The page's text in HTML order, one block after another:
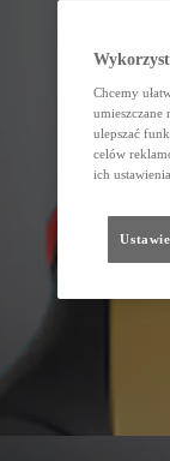
Chcemy
ulepszać
celów
ich